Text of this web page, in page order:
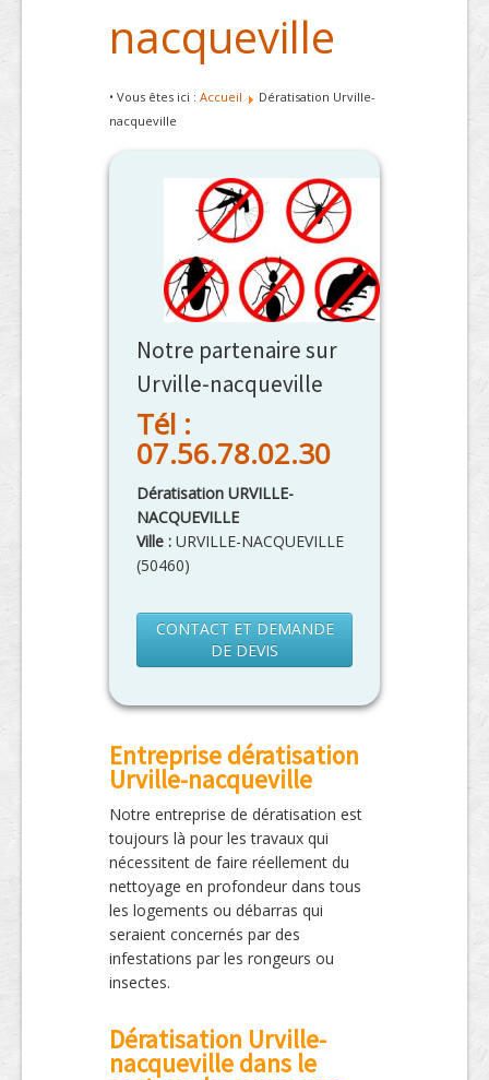
nacqueville
• Vous êtes ici : Accueil
Dératisation Urville-
nacqueville
Notre partenaire sur
Urville-nacqueville
Tél :
07.56.78.02.30
Dératisation URVILLE-
NACQUEVILLE
Ville : URVILLE-NACQUEVILLE
(50460)
CONTACT ET DEMANDE
DE DEVIS
Entreprise dératisation
Urville-nacqueville
Notre entreprise de dératisation est
toujours là pour les travaux qui
nécessitent de faire réellement du
nettoyage en profondeur dans tous
les logements ou débarras qui
seraient concernés par des
infestations par les rongeurs ou
insectes.
Dératisation Urville-
nacqueville dans le